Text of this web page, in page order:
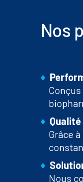
Nos
Grâce
Nous